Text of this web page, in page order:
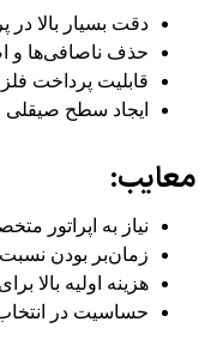
دقت بسیار بالا
حذف ناصافی‌ها و
قابلیت پرداخت
ایجاد سطح صیقلی
معایب:
نیاز به اپراتور
زمان‌بر بودن نسبت
هزینه اولیه بالا
حساسیت در